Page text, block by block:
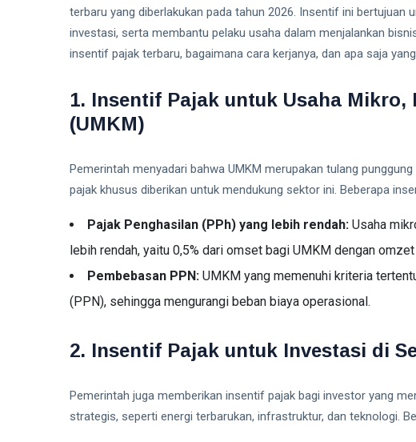
terbaru yang diberlakukan pada tahun 2026. Insentif ini
investasi, serta membantu pelaku usaha dalam menjalankan
insentif pajak terbaru, bagaimana cara kerjanya, dan apa saja
1. Insentif Pajak untuk Usaha Mikro,
(UMKM)
Pemerintah menyadari bahwa UMKM merupakan tulang
pajak khusus diberikan untuk mendukung sektor ini. Beberapa
Pajak Penghasilan (PPh) yang lebih rendah: Usaha
lebih rendah, yaitu 0,5% dari omset bagi UMKM dengan
Pembebasan PPN: UMKM yang memenuhi kriteria
(PPN), sehingga mengurangi beban biaya operasional.
2. Insentif Pajak untuk Investasi di
Pemerintah juga memberikan insentif pajak bagi investor yang
strategis, seperti energi terbarukan, infrastruktur, dan teknologi.